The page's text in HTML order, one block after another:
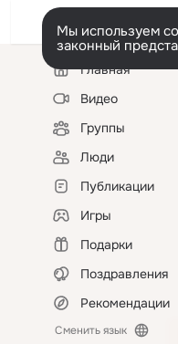
Мы используем
законный
Левая
колонкаГлавная
Видео
Группы
Люди
Публикации
Игры
Подарки
Поздравления
Рекомендации
Сменить язык